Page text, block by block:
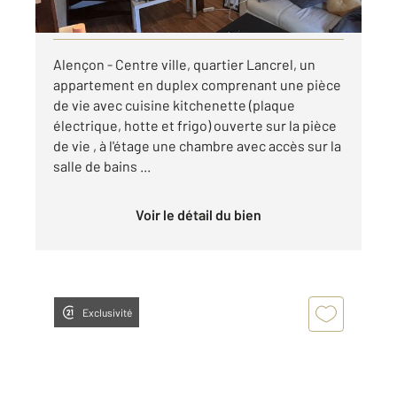
Visiter le site dédié
Alençon - Centre ville, quartier Lancrel, un
appartement en duplex comprenant une pièce
de vie avec cuisine kitchenette (plaque
électrique, hotte et frigo) ouverte sur la pièce
de vie , à l'étage une chambre avec accès sur la
salle de bains ...
Voir le détail du bien
Exclusivité